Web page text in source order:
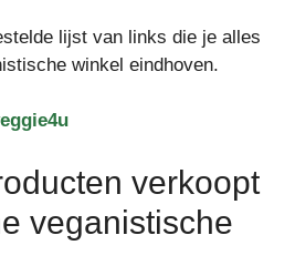
lijst van links die je alles
winkel eindhoven.
verkoopt
veganistische